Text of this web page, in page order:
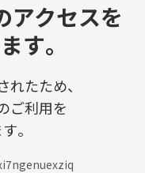
アクセスを
す。
たため、
ご利用を
。